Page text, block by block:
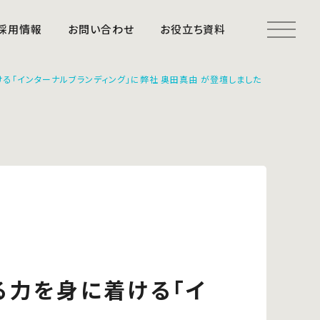
用情報 お問い合わせ お役立ち資料
インターナルブランディング」に弊社 奥田真由 が登壇しました
を身に着ける「イ